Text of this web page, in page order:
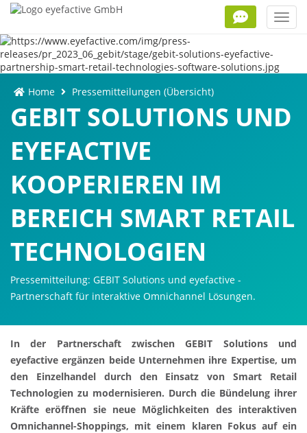
Home Pressemitteilungen (Übersicht)
GEBIT SOLUTIONS UND
EYEFACTIVE
KOOPERIEREN IM
BEREICH SMART RETAIL
TECHNOLOGIEN
Pressemitteilung: GEBIT Solutions und eyefactive -
Partnerschaft für interaktive Omnichannel Lösungen.
In der Partnerschaft zwischen GEBIT Solutions und
eyefactive ergänzen beide Unternehmen ihre Expertise, um
den Einzelhandel durch den Einsatz von Smart Retail
Technologien zu modernisieren. Durch die Bündelung ihrer
Kräfte eröffnen sie neue Möglichkeiten des interaktiven
Omnichannel-Shoppings, mit einem klaren Fokus auf ein